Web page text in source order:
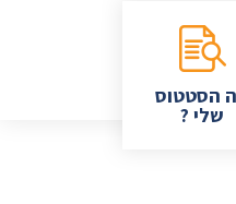
הסטטוס
שלי ?